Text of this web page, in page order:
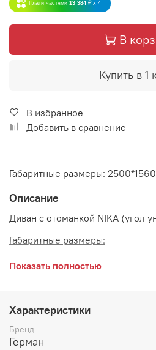
Плати частями 13 384 ₽ x 4
В
Купить в 1
В избранное
Добавить в сравнение
Габаритные размеры:
Описание
Диван с отоманкой NIKA (угол
Габаритные размеры:
длина 2500 мм
высота 860 мм
Показать полностью
Характеристики
Бренд
Герман